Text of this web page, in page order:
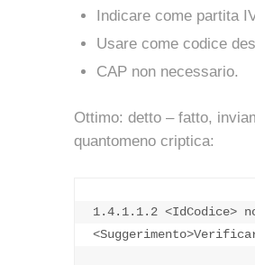
Indicare come partita
Usare come codice
CAP non necessario.
Ottimo: detto – fatto,
quantomeno criptica:
1.4.1.1.2 <IdCodice>